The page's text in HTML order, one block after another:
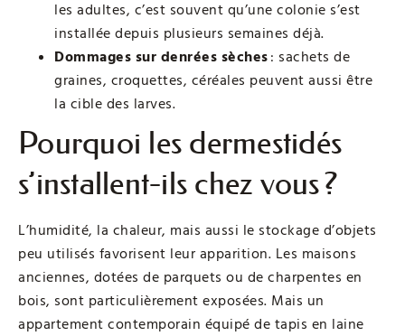
les adultes, c’est souvent qu’une colonie s’est
installée depuis plusieurs semaines déjà.
Dommages sur denrées sèches: sachets de
graines, croquettes, céréales peuvent aussi être
la cible des larves.
Pourquoi les dermestidés
s’installent-ils chez vous ?
L’humidité, la chaleur, mais aussi le stockage d’objets
peu utilisés favorisent leur apparition. Les maisons
anciennes, dotées de parquets ou de charpentes en
bois, sont particulièrement exposées. Mais un
appartement contemporain équipé de tapis en laine